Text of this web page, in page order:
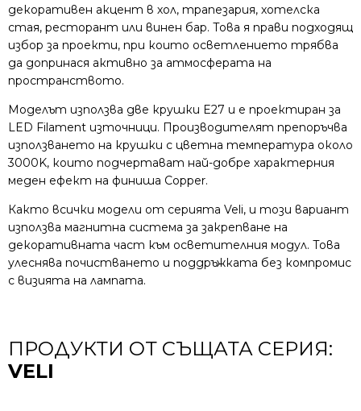
декоративен акцент в хол, трапезария, хотелска
стая, ресторант или винен бар. Това я прави подходящ
избор за проекти, при които осветлението трябва
да допринася активно за атмосферата на
пространството.
Моделът използва две крушки E27 и е проектиран за
LED Filament източници. Производителят препоръчва
използването на крушки с цветна температура около
3000K, които подчертават най-добре характерния
меден ефект на финиша Copper.
Както всички модели от серията Veli, и този вариант
използва магнитна система за закрепване на
декоративната част към осветителния модул. Това
улеснява почистването и поддръжката без компромис
с визията на лампата.
ПРОДУКТИ ОТ СЪЩАТА СЕРИЯ:
VELI